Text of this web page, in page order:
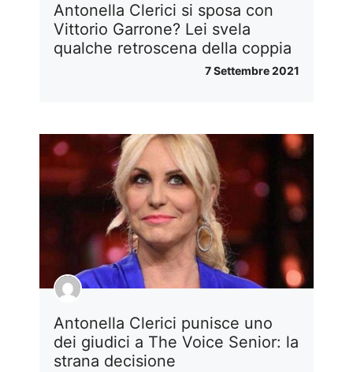
Antonella Clerici si sposa con
Vittorio Garrone? Lei svela
qualche retroscena della coppia
7 Settembre 2021
Antonella Clerici punisce uno
dei giudici a The Voice Senior: la
strana decisione